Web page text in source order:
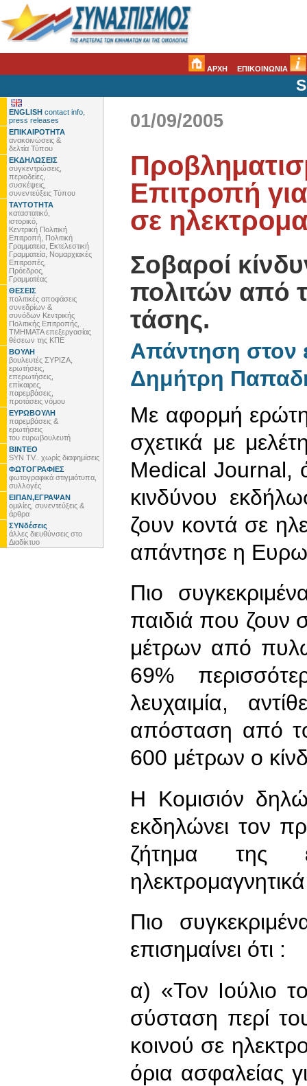
ΑΡΧΗ ΕΠΙΚΟΙΝΩΝΙΑ
ENGLISH contact info,
press releases
ΕΠΙΚΑΙΡΟΤΗΤΑ
ανακοινώσεις &
δελτία Τύπου
ΕΚΔΗΛΩΣΕΙΣ
συγκεντρώσεις,
περιοδείες,
συσκέψεις,
συνεντεύξεις Τύπου
ΤΑΥΤΟΤΗΤΑ
καταστατικό,
ιστορικό,
Κεντρική Πολιτική
Επιτροπή, Πολιτική
Γραμματεία, Εκτελεστική
Γραμματεία, Νομαρχιακές
Επιτροπές,
Πρόεδρος,
Γραμματέας
ΘΕΣΕΙΣ
πολιτικές αποφάσεις
συνεδρίων &
συνόδων Κεντρικής
Πολιτικής Επιτροπής,
ΤΜΗΜΑΤΑ επεξεργασίας
θέσεων της ΚΠΕ
ΒΟΥΛΗ
βουλευτές ΣΥΡΙΖΑ,
ερωτήσεις,
επερωτήσεις,
επίκαιρες,
παρεμβάσεις,
προτάσεις νόμου
ΕΥΡΩΒΟΥΛΗ
παρεμβάσεις &
ερωτήσεις
του ευρωβουλευτή
ΒΙΝΤΕΟ
SYN TV.. χωρίς διαφημίσεις
ΦΩΤΟΓΡΑΦΙΕΣ
φωτογραφικά στιγμιότυπα,
συλλογές
ΕΙΠΑΝ,ΕΓΡΑΨΑΝ
ομιλίες, συνεντεύξεις &
άρθρα
ΣΥΝδέσεις
άλλες διευθύνσεις στο
Διαδίκτυο
01/09/2005
Επιτροπή
σε
Σοβαροί
πολιτών από
τάσης.
Απάντηση στον
Δημήτρη
Με αφορμή
σχετικά με
Medical Journal,
κινδύνου
ζουν κοντά σε
απάντησε η
Πιο
παιδιά που ζουν
μέτρων από
69%
λευχαιμία,
απόσταση από
600 μέτρων ο
Η Κομισιόν
εκδηλώνει τον
ζήτημα της
Πιο
επισημαίνει ότι :
α) «Τον Ιούλιο
σύσταση περί
κοινού σε
όρια ασφαλείας